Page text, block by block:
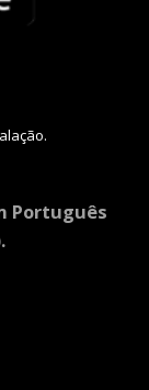
Português